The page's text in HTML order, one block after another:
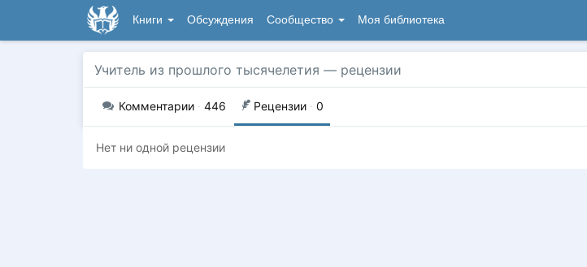
Книги Обсуждения Сообщество Моя библиотека
Учитель из прошлого тысячелетия — рецензии
Комментарии · 446 Рецензии · 0
Нет ни одной рецензии